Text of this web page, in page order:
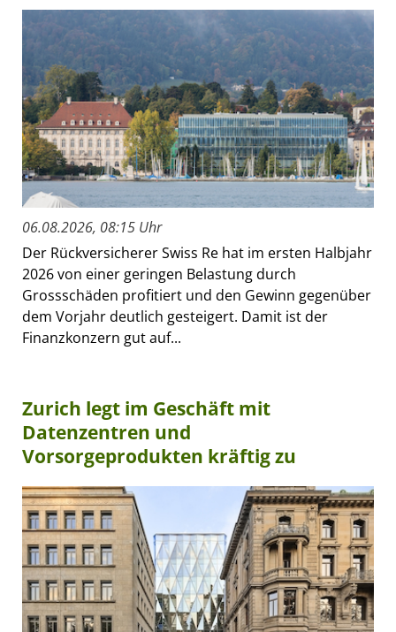
06.08.2026, 08:15 Uhr
Der Rückversicherer Swiss Re hat im ersten Halbjahr
2026 von einer geringen Belastung durch
Grossschäden profitiert und den Gewinn gegenüber
dem Vorjahr deutlich gesteigert. Damit ist der
Finanzkonzern gut auf...
Zurich legt im Geschäft mit
Datenzentren und
Vorsorgeprodukten kräftig zu